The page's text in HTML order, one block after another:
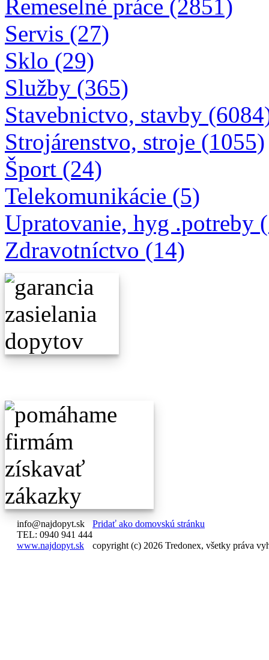
Remeselné práce (2851)
Servis (27)
Sklo (29)
Služby (365)
Stavebnictvo, stavby
Strojárenstvo, stroje (1055)
Šport (24)
Telekomunikácie (5)
Upratovanie, hyg .potreby
Zdravotníctvo (14)
info@najdopyt.sk
TEL: 0940 941 444
www.najdopyt.sk
Pridať ako domovskú stránku
copyright (c) 2026 Tredonex, všetky práva